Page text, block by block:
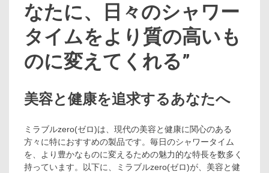
なたに、日々のシャワー
タイムをより質の高いも
のに変えてくれる”
美容と健康を追求するあなたへ
ミラブルzero(ゼロ)は、現代の美容と健康に関心のある
方々に特におすすめの製品です。毎日のシャワータイム
を、より豊かなものに変えるための魅力的な特長を数多く
持っています。以下に、ミラブルzero(ゼロ)が、美容と健